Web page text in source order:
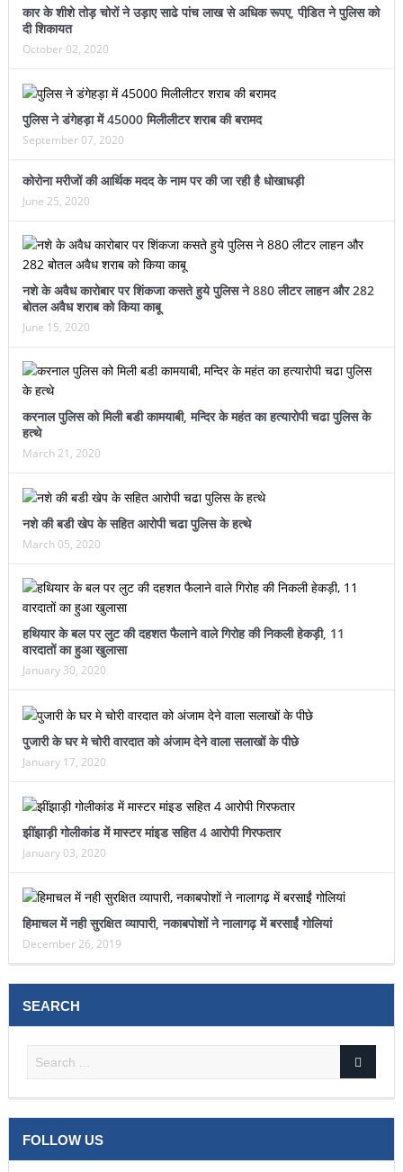
कार के शीशे तोड़ चोरों ने उड़ाए साढे पांच लाख से अधिक रूपए, पीडि़त ने पुलिस को
दी शिकायत
October 02, 2020
पुलिस ने डंगेहड़ा में 45000 मिलीलीटर शराब की बरामद
September 07, 2020
कोरोना मरीजों की आर्थिक मदद के नाम पर की जा रही है धोखाधड़ी
June 25, 2020
नशे के अवैध कारोबार पर शिंकजा कसते हुये पुलिस ने 880 लीटर लाहन और 282
बोतल अवैध शराब को किया काबू
June 15, 2020
करनाल पुलिस को मिली बडी कामयाबी, मन्दिर के महंत का हत्यारोपी चढा पुलिस के
हत्थे
March 21, 2020
नशे की बडी खेप के सहित आरोपी चढा पुलिस के हत्थे
March 05, 2020
हथियार के बल पर लुट की दहशत फैलाने वाले गिरोह की निकली हेकड़ी, 11
वारदातों का हुआ खुलासा
January 30, 2020
पुजारी के घर मे चोरी वारदात को अंजाम देने वाला सलाखों के पीछे
January 17, 2020
झींझाड़ी गोलीकांड में मास्टर मांइड सहित 4 आरोपी गिरफतार
January 03, 2020
हिमाचल में नही सुरक्षित व्यापारी, नकाबपोशों ने नालागढ़ में बरसाईं गोलियां
December 26, 2019
SEARCH
FOLLOW US